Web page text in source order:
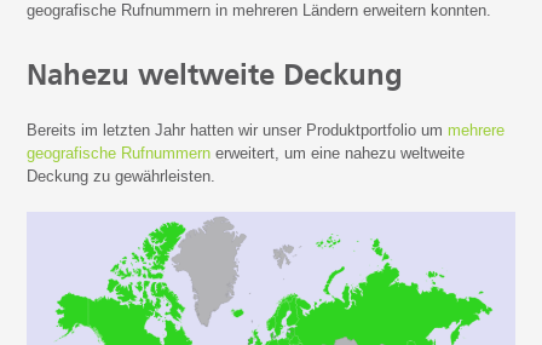
geografische Rufnummern in mehreren Ländern erweitern konnten.
Nahezu weltweite Deckung
Bereits im letzten Jahr hatten wir unser Produktportfolio um mehrere
geografische Rufnummern erweitert, um eine nahezu weltweite
Deckung zu gewährleisten.